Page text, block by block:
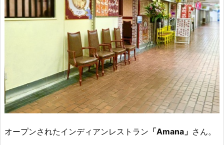
オープンされたインディアンレストラン 「Amana」 さん。